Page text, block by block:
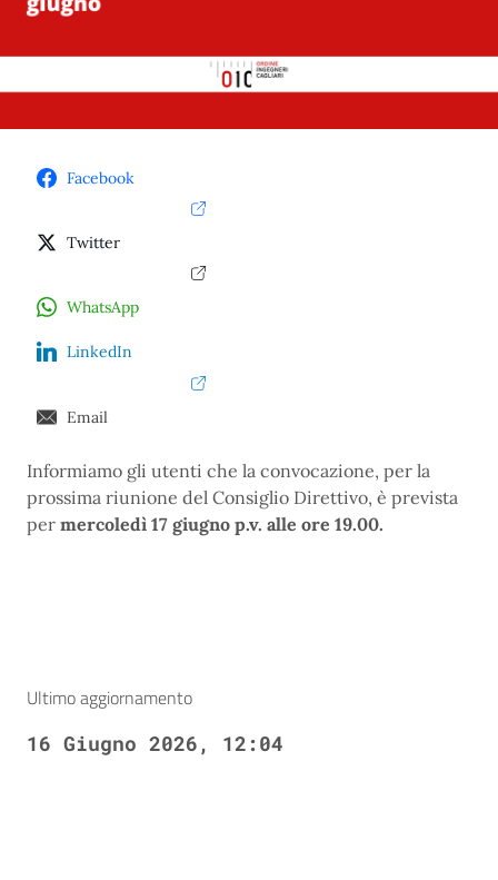
Facebook
Twitter
WhatsApp
LinkedIn
Email
Informiamo gli utenti che la convocazione, per la
prossima riunione del Consiglio Direttivo, è prevista
per mercoledì 17 giugno p.v. alle ore 19.00.
Ultimo aggiornamento
16 Giugno 2026, 12:04